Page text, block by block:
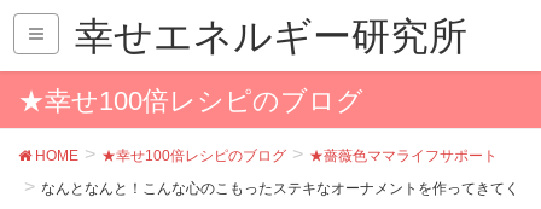
幸せエネルギー研究所
★幸せ100倍レシピのブログ
HOME ★幸せ100倍レシピのブログ
★薔薇色ママライフサポート
なんとなんと！こんな心のこもったステキなオーナメントを作ってきてく